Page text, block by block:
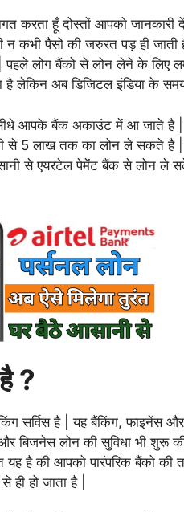
करता हूँ दोस्तों आपको
पैसो की जरुरत पड़ ही जाती
लोग बैंको से लोन लेने के लिए
है लेकिन अब डिजिटल इंडिया के
आपके बैंक अकाउंट में आ जाते है |
से 5 लाख तक का लोन ले सकते है |
से एयरटेल पेमेंट बैंक से लोन
?
सर्विस है | यह बैंकिंग, फाइनेंस
बिजनेस लोन की सुविधा भी शुरू
है की आपको पारंपरिक बैंको की
हो जाता है |